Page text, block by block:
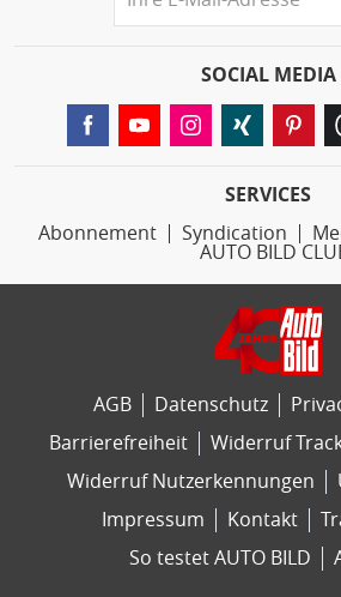
SOCIAL MEDIA
SERVICES
Abonnement
Syndication
AUTO BILD
AGB Datenschutz
Barrierefreiheit
Widerruf
Widerruf Nutzerkennungen
Impressum
Kontakt
So testet AUTO BILD